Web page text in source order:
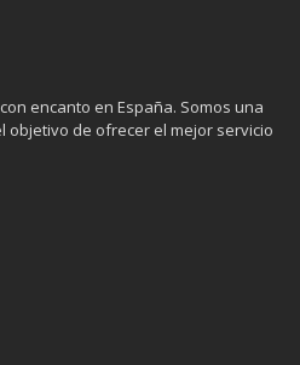
encanto en España. Somos una
objetivo de ofrecer el mejor servicio